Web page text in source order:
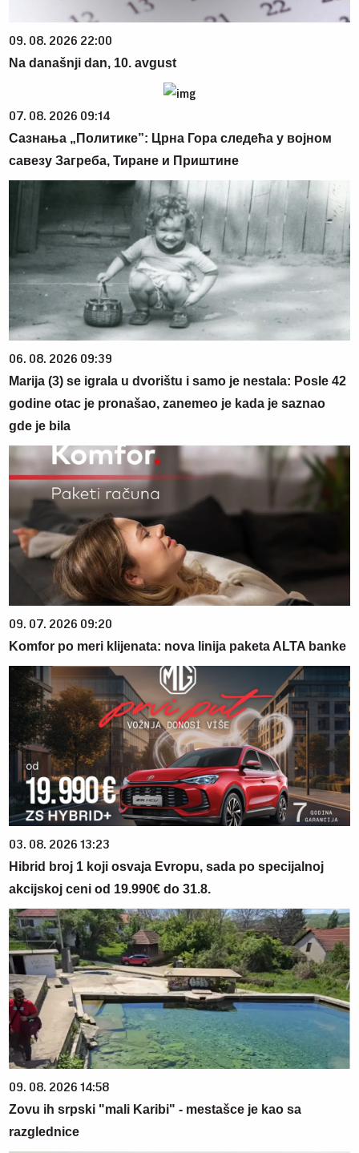
09. 08. 2026 22:00
Na današnji dan, 10. avgust
07. 08. 2026 09:14
Сазнања „Политике”: Црна Гора следећа у војном
савезу Загреба, Тиране и Приштине
06. 08. 2026 09:39
Marija (3) se igrala u dvorištu i samo je nestala: Posle 42
godine otac je pronašao, zanemeo je kada je saznao
gde je bila
09. 07. 2026 09:20
Komfor po meri klijenata: nova linija paketa ALTA banke
03. 08. 2026 13:23
Hibrid broj 1 koji osvaja Evropu, sada po specijalnoj
akcijskoj ceni od 19.990€ do 31.8.
09. 08. 2026 14:58
Zovu ih srpski "mali Karibi" - mestašce je kao sa
razglednice